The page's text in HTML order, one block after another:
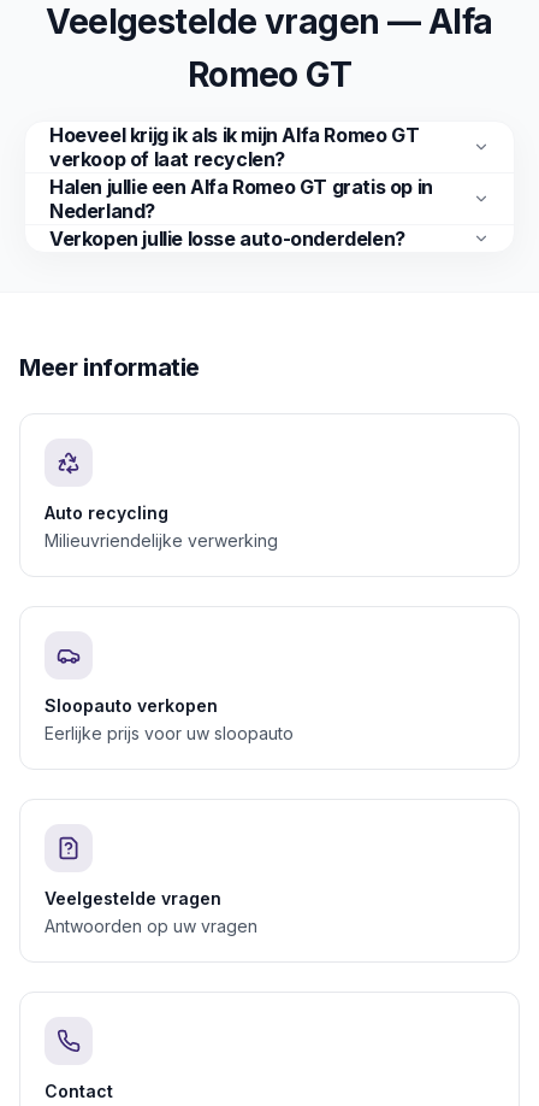
Veelgestelde vragen — Alfa
Romeo GT
Hoeveel krijg ik als ik mijn Alfa Romeo GT
verkoop of laat recyclen?
Halen jullie een Alfa Romeo GT gratis op in
Nederland?
Verkopen jullie losse auto-onderdelen?
Meer informatie
Auto recycling
Milieuvriendelijke verwerking
Sloopauto verkopen
Eerlijke prijs voor uw sloopauto
Veelgestelde vragen
Antwoorden op uw vragen
Contact